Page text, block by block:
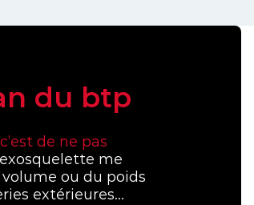
du btp
de ne pas
me
ou du poids
extérieures…